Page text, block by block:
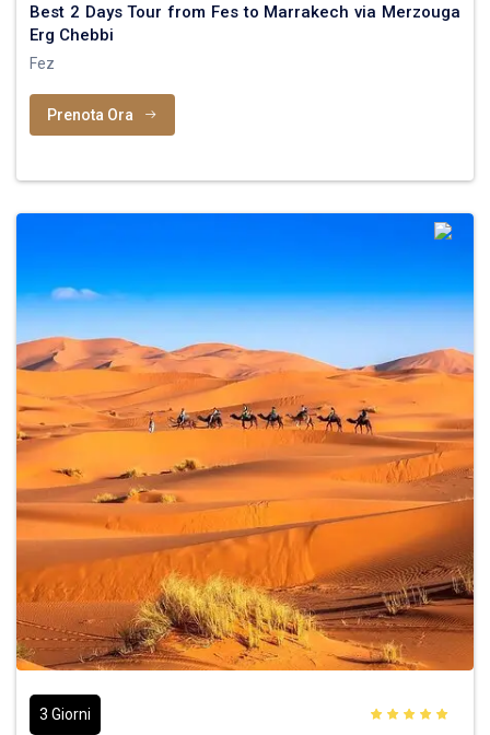
Best 2 Days Tour from Fes to Marrakech via Merzouga
Erg Chebbi
Fez
Prenota Ora
3 Giorni